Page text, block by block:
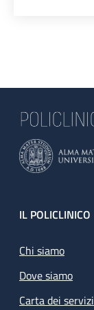
Footer
IL POLICLINICO
Chi siamo
Dove siamo
Carta dei servizi